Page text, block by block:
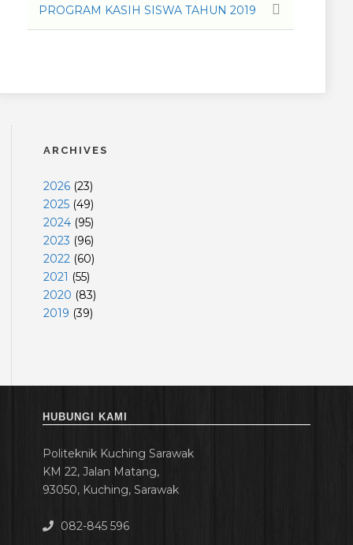
PROGRAM KASIH SISWA TAHUN 2019
ARCHIVES
2026 (23)
2025 (49)
2024 (95)
2023 (96)
2022 (60)
2021 (55)
2020 (83)
2019 (39)
HUBUNGI KAMI
Politeknik Kuching Sarawak
KM 22, Jalan Matang,
93050, Kuching, Sarawak
082-845 596